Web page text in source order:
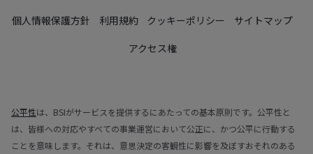
個人情報保護方針 利用規約 クッキーポリシー
サイトマップ
アクセス権
公平性は、BSIがサービスを提供するにあたっての基本原則です。公平性と
は、皆様への対応やすべての事業運営において公正に、かつ公平に行動する
ことを意味します。それは、意思決定の客観性に影響を及ぼすおそれのある